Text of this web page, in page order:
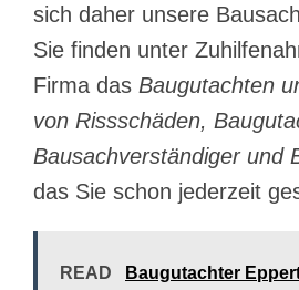
sich daher unsere
Sie finden unter
Firma das Baugutachten
von Rissschäden,
Bausachverständiger und
das Sie schon jederzeit
READ
Baugutachter